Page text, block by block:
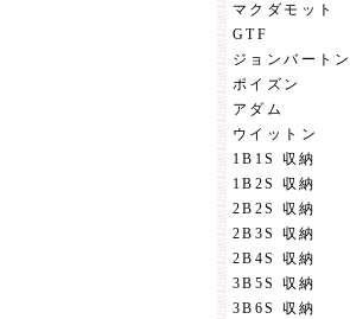
マクダモット
GTF
ジョンバートン
ポイズン
アダム
ウイットン
1B1S 収納
1B2S 収納
2B2S 収納
2B3S 収納
2B4S 収納
3B5S 収納
3B6S 収納